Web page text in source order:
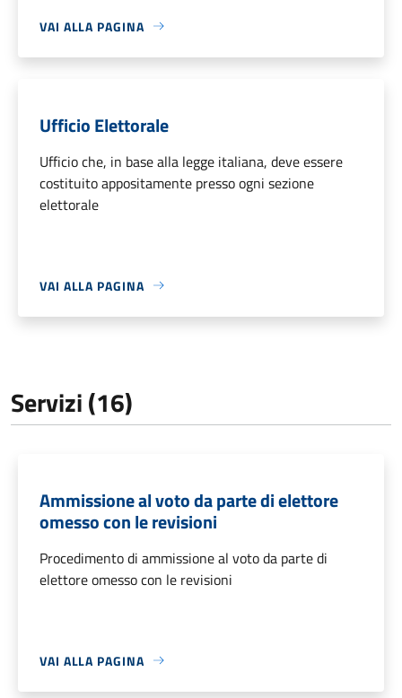
VAI ALLA PAGINA
Ufficio Elettorale
Ufficio che, in base alla legge italiana, deve essere
costituito appositamente presso ogni sezione
elettorale
VAI ALLA PAGINA
Servizi (16)
Ammissione al voto da parte di elettore
omesso con le revisioni
Procedimento di ammissione al voto da parte di
elettore omesso con le revisioni
VAI ALLA PAGINA